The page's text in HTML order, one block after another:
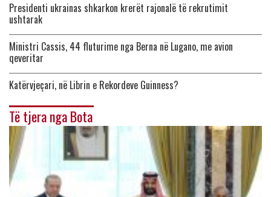
Presidenti ukrainas shkarkon krerët rajonalë të rekrutimit
ushtarak
Ministri Cassis, 44 fluturime nga Berna në Lugano, me avion
qeveritar
Katërvjeçari, në Librin e Rekordeve Guinness?
Të tjera nga Bota